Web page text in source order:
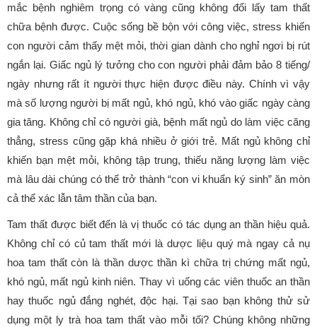
mắc bệnh nghiêm trọng có vàng cũng không đổi lấy tam thất
chữa bệnh được. Cuộc sống bề bộn với công việc, stress khiến
con người cảm thấy mệt mỏi, thời gian dành cho nghỉ ngơi bị rút
ngắn lại. Giấc ngủ lý tưởng cho con người phải đảm bảo 8 tiếng/
ngày nhưng rất ít người thực hiện được điều này. Chính vì vậy
mà số lượng người bị mất ngủ, khó ngủ, khó vào giấc ngày càng
gia tăng. Không chỉ có người già, bệnh mất ngủ do làm việc căng
thẳng, stress cũng gặp khá nhiều ở giới trẻ. Mất ngủ không chỉ
khiến bạn mệt mỏi, không tập trung, thiếu năng lượng làm việc
mà lâu dài chúng có thể trở thành “con vi khuẩn ký sinh” ăn mòn
cả thể xác lẫn tâm thần của bạn.
Tam thất được biết đến là vị thuốc có tác dụng an thần hiệu quả.
Không chỉ có củ tam thất mới là dược liệu quý mà ngay cả nụ
hoa tam thất còn là thần dược thần kì chữa trị chứng mất ngủ,
khó ngủ, mất ngủ kinh niên. Thay vì uống các viên thuốc an thần
hay thuốc ngủ đắng nghét, độc hại. Tại sao bạn không thử sử
dụng một ly trà hoa tam thất vào mỗi tối? Chúng không những